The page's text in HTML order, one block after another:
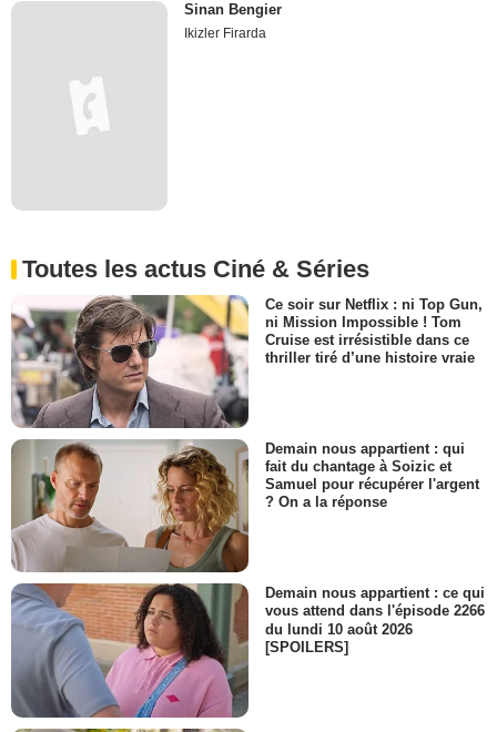
Sinan Bengier
Ikizler Firarda
Toutes les actus Ciné & Séries
Ce soir sur Netflix : ni Top Gun,
ni Mission Impossible ! Tom
Cruise est irrésistible dans ce
thriller tiré d’une histoire vraie
Demain nous appartient : qui
fait du chantage à Soizic et
Samuel pour récupérer l'argent
? On a la réponse
Demain nous appartient : ce qui
vous attend dans l'épisode 2266
du lundi 10 août 2026
[SPOILERS]